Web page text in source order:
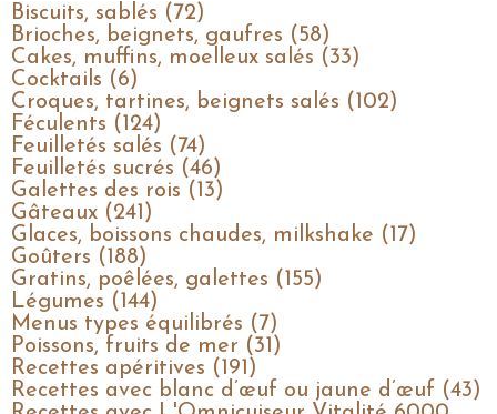
Biscuits, sablés (72)
Brioches, beignets, gaufres (58)
Cakes, muffins, moelleux salés (33)
Cocktails (6)
Croques, tartines, beignets salés (102)
Féculents (124)
Feuilletés salés (74)
Feuilletés sucrés (46)
Galettes des rois (13)
Gâteaux (241)
Glaces, boissons chaudes, milkshake (17)
Goûters (188)
Gratins, poêlées, galettes (155)
Légumes (144)
Menus types équilibrés (7)
Poissons, fruits de mer (31)
Recettes apéritives (191)
Recettes avec blanc d’œuf ou jaune d’œuf (43)